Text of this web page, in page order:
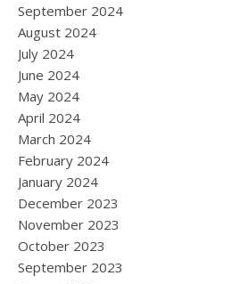
September 2024
August 2024
July 2024
June 2024
May 2024
April 2024
March 2024
February 2024
January 2024
December 2023
November 2023
October 2023
September 2023